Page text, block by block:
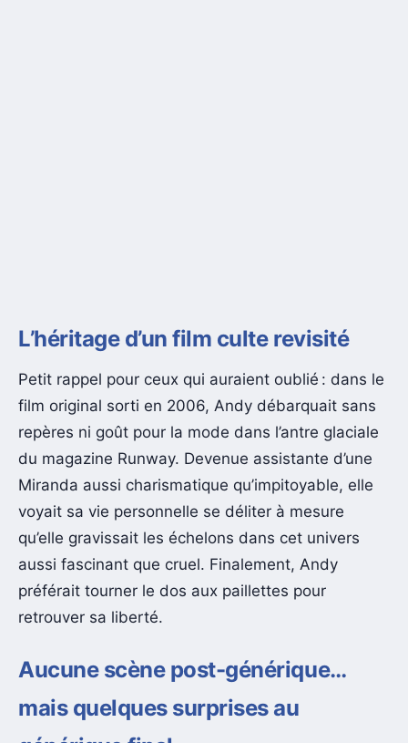
L’héritage d’un film culte revisité
Petit rappel pour ceux qui auraient oublié : dans le
film original sorti en 2006, Andy débarquait sans
repères ni goût pour la mode dans l’antre glaciale
du magazine Runway. Devenue assistante d’une
Miranda aussi charismatique qu’impitoyable, elle
voyait sa vie personnelle se déliter à mesure
qu’elle gravissait les échelons dans cet univers
aussi fascinant que cruel. Finalement, Andy
préférait tourner le dos aux paillettes pour
retrouver sa liberté.
Aucune scène post-générique…
mais quelques surprises au